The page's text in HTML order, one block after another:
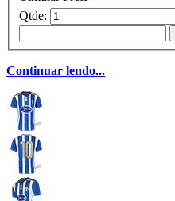
Qtde:
Continuar lendo...